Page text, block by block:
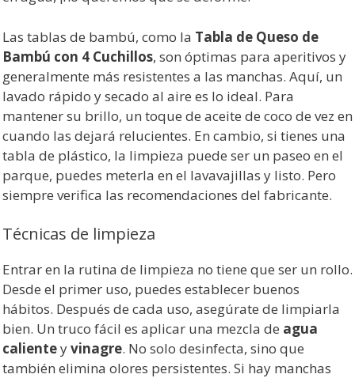
Las tablas de bambú, como la Tabla de Queso de
Bambú con 4 Cuchillos, son óptimas para aperitivos y
generalmente más resistentes a las manchas. Aquí, un
lavado rápido y secado al aire es lo ideal. Para
mantener su brillo, un toque de aceite de coco de vez en
cuando las dejará relucientes. En cambio, si tienes una
tabla de plástico, la limpieza puede ser un paseo en el
parque, puedes meterla en el lavavajillas y listo. Pero
siempre verifica las recomendaciones del fabricante.
Técnicas de limpieza
Entrar en la rutina de limpieza no tiene que ser un rollo.
Desde el primer uso, puedes establecer buenos
hábitos. Después de cada uso, asegúrate de limpiarla
bien. Un truco fácil es aplicar una mezcla de agua
calienteyvinagre. No solo desinfecta, sino que
también elimina olores persistentes. Si hay manchas